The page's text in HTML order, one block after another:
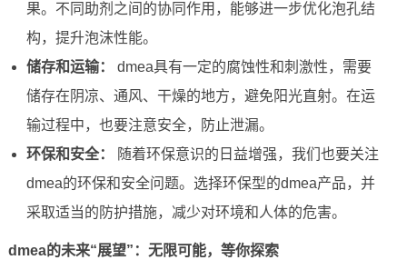
果。不同助剂之间的协同作用，能够进一步优化泡孔结
构，提升泡沫性能。
储存和运输：
dmea具有一定的腐蚀性和刺激性，需要
储存在阴凉、通风、干燥的地方，避免阳光直射。在运
输过程中，也要注意安全，防止泄漏。
环保和安全：
随着环保意识的日益增强，我们也要关注
dmea的环保和安全问题。选择环保型的dmea产品，并
采取适当的防护措施，减少对环境和人体的危害。
dmea的未来“展望”：无限可能，等你探索